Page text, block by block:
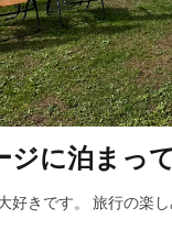
ジに泊まっ
好きです。 旅行の楽